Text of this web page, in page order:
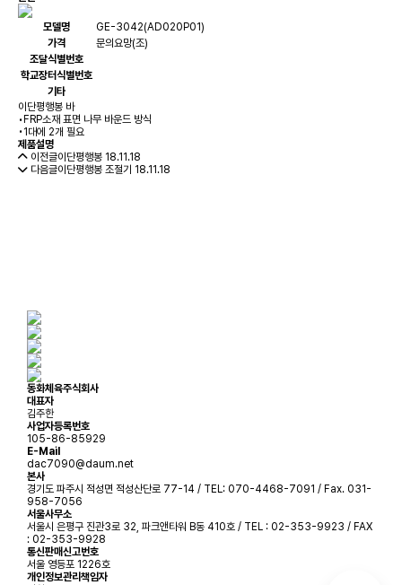
모델명
GE-3042(AD020P01)
가격
문의요망(조)
조달식별번호
학교장터식별번호
기타
이단평행봉 바
•FRP소재 표면 나무 바운드 방식
•1대에 2개 필요
제품설명
이전글이단평행봉 18.11.18
다음글이단평행봉 조절기 18.11.18
동화체육주식회사
대표자
김주한
사업자등록번호
105-86-85929
E-Mail
dac7090@daum.net
본사
경기도 파주시 적성면 적성산단로 77-14 / TEL: 070-4468-7091 / Fax. 031-
958-7056
서울사무소
서울시 은평구 진관3로 32, 파크앤타워 B동 410호 / TEL : 02-353-9923 / FAX
: 02-353-9928
통신판매신고번호
서울 영등포 1226호
개인정보관리책임자